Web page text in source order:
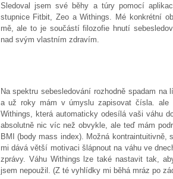
Sledoval jsem své běhy a túry pomocí
stupnice Fitbit, Zeo a Withings. Mé konkrétní
mě, ale to je součástí filozofie hnutí
nad svým vlastním zdravím.
Na spektru sebesledování rozhodně spadam
a už roky mám v úmyslu zapisovat čísla.
Withings, která automaticky odesílá vaši váhu
absolutně nic víc než obvykle, ale teď mám
BMI (body mass index). Možná kontraintuitivně,
mi dává větší motivaci šlápnout na váhu ve
zprávy. Váhu Withings lze také nastavit tak,
jsem nepoužil. (Z té vyhlídky mi běhá mráz po